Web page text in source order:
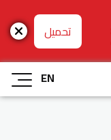
تحميل
EN